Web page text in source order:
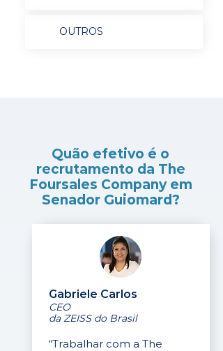
OUTROS
Quão efetivo é o
recrutamento da The
Foursales Company em
Senador Guiomard?
Gabriele Carlos
CEO
da ZEISS do Brasil
“Trabalhar com a The